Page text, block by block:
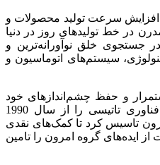
سرعت تولید محصولات و
در خط تولیدهای روز در دنیا
جستجوی خلق نوآورانه‌ترین و
سیستم‌های اتوماسیون و
و حفظ چشم‌اندازهای خود
بنیادی تحت عنوان بنیاد علم و فناوری تاتیسی را از سال 1990
تاسیس کرد تا کمک‌های نقدی
ایده‌های گروه امرون را تامین